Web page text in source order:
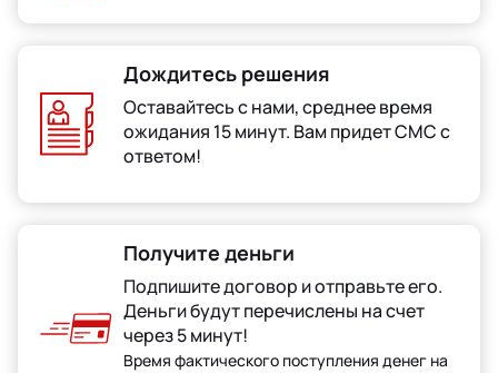
Дождитесь решения
Оставайтесь с нами, среднее время
ожидания 15 минут. Вам придет СМС с
ответом!
Получите деньги
Подпишите договор и отправьте его.
Деньги будут перечислены на счет
через 5 минут!
Время фактического поступления денег на